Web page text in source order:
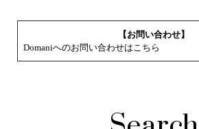
【お問い合わせ】
Domaniへのお問い合わせはこちら